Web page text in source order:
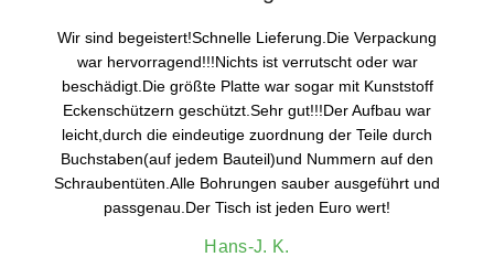
Wir sind begeistert!Schnelle Lieferung.Die Verpackung
war hervorragend!!!Nichts ist verrutscht oder war
beschädigt.Die größte Platte war sogar mit Kunststoff
Eckenschützern geschützt.Sehr gut!!!Der Aufbau war
leicht,durch die eindeutige zuordnung der Teile durch
Buchstaben(auf jedem Bauteil)und Nummern auf den
Schraubentüten.Alle Bohrungen sauber ausgeführt und
passgenau.Der Tisch ist jeden Euro wert!
Hans-J. K.